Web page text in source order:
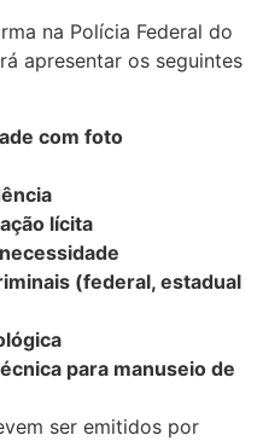
na Polícia Federal do
apresentar os seguintes
com foto
lícita
(federal, estadual
para manuseio de
ser emitidos por